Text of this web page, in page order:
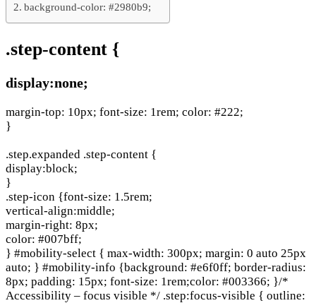
background-color: #2980b9;
.step-content {
display:none;
margin-top: 10px; font-size: 1rem; color: #222;
}
.step.expanded .step-content {
display:block;
}
.step-icon {font-size: 1.5rem;
vertical-align:middle;
margin-right: 8px;
color: #007bff;
} #mobility-select { max-width: 300px; margin: 0 auto 25px
auto; } #mobility-info {background: #e6f0ff; border-radius:
8px; padding: 15px; font-size: 1rem;color: #003366; }/*
Accessibility – focus visible */ .step:focus-visible { outline: